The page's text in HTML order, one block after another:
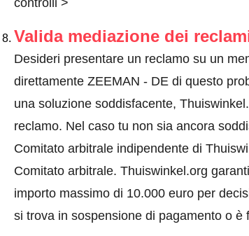
controlli >
Valida mediazione dei
Desideri presentare un reclamo su un
direttamente ZEEMAN - DE di questo
una soluzione soddisfacente,
reclamo. Nel caso tu non sia ancora
Comitato arbitrale indipendente di
Comitato arbitrale. Thuiswinkel.org
importo massimo di 10.000 euro per
si trova in sospensione di pagamento o